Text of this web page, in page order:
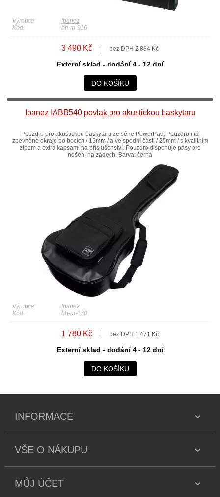
Výrobce:
Ibanez
Kód:
bh-m-916
3 490 Kč bez DPH 2 884 Kč
Externí sklad - dodání 4 - 12 dní
DO KOŠÍKU
Ibanez IABB540 povlak pro akustickou baskytaru
Pouzdro pro akustickou baskytaru ze série PowerPad. Pouzdro má
zpevněné okraje po bocích / 15mm / a ve spodní části / 25mm / s kvalitním
zipem a extra kapsami na příslušenství. Pouzdro disponuje pásy pro
nošení na zádech. Barva: černá
Výrobce:
Ibanez
Kód:
bh-m-170
1 780 Kč bez DPH 1 471 Kč
Externí sklad - dodání 4 - 12 dní
DO KOŠÍKU
INFORMACE
VŠE O NÁKUPU
MŮJ ÚČET